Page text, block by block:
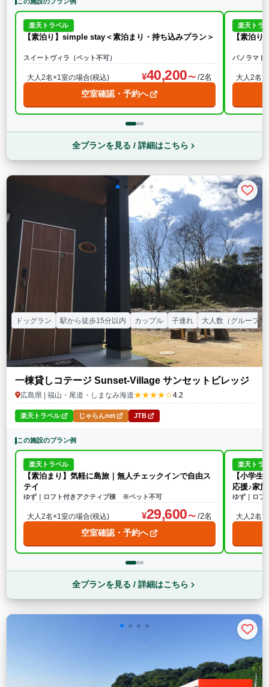
楽天トラベル
【素泊り】simple stay＜素泊まり・持ち込みプラン＞
スイートヴィラ（ペット不可）
大人2名×1室の場合(税込) 40,200 /2名
空室確認・予約へ
楽天トラ
【素泊
パノラマド
大人2名
全プランを見る / 詳細はこちら
一棟貸しコテージ Sunset-Village サンセットビレッジ
広島県 | 福山・尾道・しまなみ海道★★★★☆4.2
ドッグラン 駅から徒歩15分以内 カップル 子連れ 大人数（グループ）
楽天トラベル じゃらんnet JTB
この施設のプラン例
楽天トラベル
【素泊まり】気軽に島旅｜無人チェックインで自由ス
テイ
ゆず｜ロフト付きアクティブ棟 ※ペット不可
大人2名×1室の場合(税込) 29,600 /2名
空室確認・予約へ
楽天トラ
【小学
応援♪家
ゆず｜ロ
大人2名
全プランを見る / 詳細はこちら